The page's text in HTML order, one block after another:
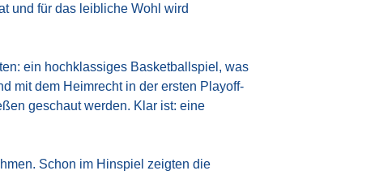
und für das leibliche Wohl wird
ein hochklassiges Basketballspiel, was
mit dem Heimrecht in der ersten Playoff-
geschaut werden. Klar ist: eine
Schon im Hinspiel zeigten die